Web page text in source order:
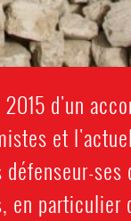
d'un
et
ses
particulier